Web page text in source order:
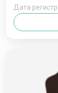
Дата